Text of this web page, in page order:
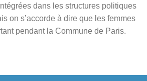
dans les structures politiques
on s’accorde à dire que les femmes
pendant la Commune de Paris.